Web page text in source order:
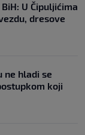
U Čipuljićima
dresove
ne hladi se
koji